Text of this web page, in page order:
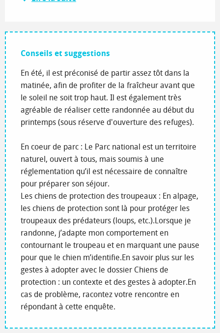
Conseils et suggestions
En été, il est préconisé de partir assez tôt dans la
matinée, afin de profiter de la fraîcheur avant que
le soleil ne soit trop haut. Il est également très
agréable de réaliser cette randonnée au début du
printemps (sous réserve d'ouverture des refuges).
En coeur de parc : Le Parc national est un territoire
naturel, ouvert à tous, mais soumis à une
réglementation qu’il est nécessaire de connaître
pour préparer son séjour.
Les chiens de protection des troupeaux : En alpage,
les chiens de protection sont là pour protéger les
troupeaux des prédateurs (loups, etc.).Lorsque je
randonne, j’adapte mon comportement en
contournant le troupeau et en marquant une pause
pour que le chien m’identifie.En savoir plus sur les
gestes à adopter avec le dossier Chiens de
protection : un contexte et des gestes à adopter.En
cas de problème, racontez votre rencontre en
répondant à cette enquête.